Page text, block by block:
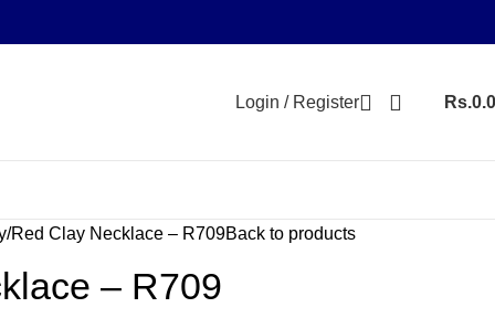
Login / Register Rs.
Red Clay Necklace – R709Back to products
– R709